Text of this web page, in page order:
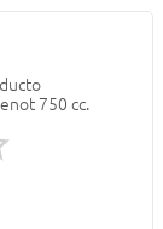
750 cc.